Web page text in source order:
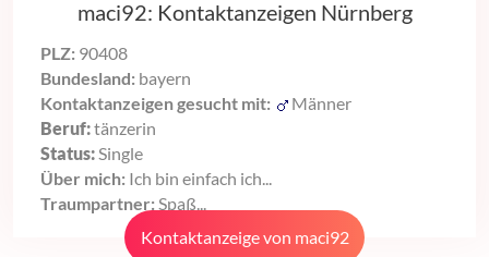
maci92: Kontaktanzeigen Nürnberg
PLZ: 90408
Bundesland: bayern
Kontaktanzeigen gesucht mit:
Männer
Beruf:tänzerin
Status: Single
Über mich: Ich bin einfach ich...
Traumpartner: Spaß...
Kontaktanzeige von maci92